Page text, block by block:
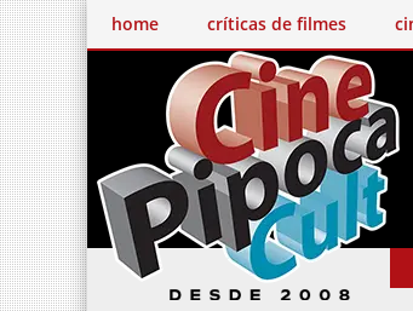
home críticas de filmes